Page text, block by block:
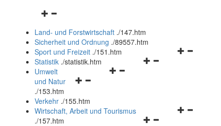
Navigationsmenü
und
schließen
Land- und Forstwirtschaft ./147.htm
Sicherheit und Ordnung ./89557.htm
Navigationsmenü
Sport und Freizeit ./151.htm
Navigationsmenü
Statistik ./statistik.htm
Navigationsmenü
und
schließen
Umwelt
und Natur
./153.htm
Verkehr ./155.htm
Navigationsmenü
Wirtschaft, Arbeit und Tourismus
./157.htm